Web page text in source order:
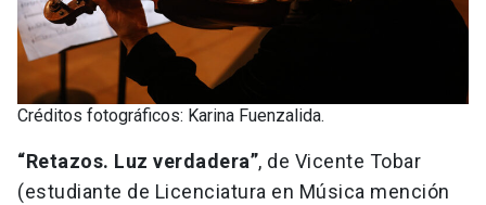
Créditos fotográficos: Karina Fuenzalida.
“Retazos. Luz verdadera”, de Vicente Tobar
(estudiante de Licenciatura en Música mención